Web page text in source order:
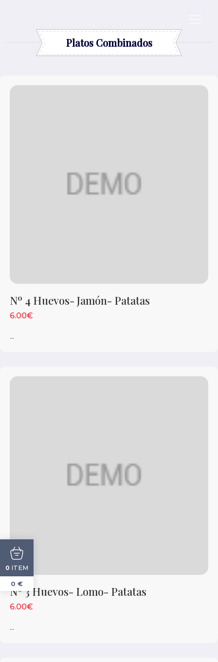
contenido
Platos Combinados
Nº 4 Huevos- Jamón- Patatas
6.00€
...
Nº 3 Huevos- Lomo- Patatas
6.00€
...
0 ITEM
0 €